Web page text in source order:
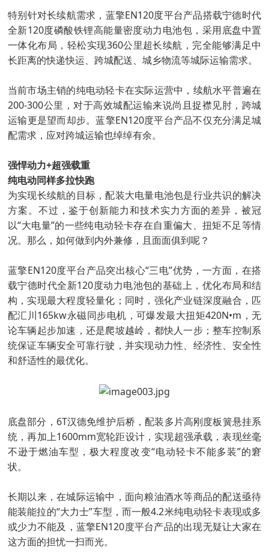
特别针对长续航需求，蓝擎EN120度平台产品搭载宁德时代
全新120度磷酸铁锂高能量密度动力电池包，采用底盘中置
一体化布局，轻松实现360公里超长续航，完全能够满足中
长距离的快递快运、跨城配送、城乡物流等城际运输需求。
当前市场主销的纯电动轻卡在实际运营中，续航水平普遍在
200-300公里，对于高效城配运输来说尚且捉襟见肘，跨城
运输更是望而却步。蓝擎EN120度平台产品不仅充分满足城
配需求，应对跨城运输也绰绰有余。
强悍动力+超强载重
纯电动同样多拉快跑
为实现长续航的目标，配装大电量电池包是行业共识的解决
方案。不过，鉴于创新能力和技术实力方面的差异，被冠
以“大电量”的一些纯电动轻卡存在自重偏大、扭矩不足等情
况。那么，如何做到内外兼修，且面面俱到呢？
蓝擎EN120度平台产品突出核心“三电”优势，一方面，在搭
载宁德时代全新120度动力电池包的基础上，优化布局和结
构，实现最大程度轻量化；同时，强化产业链深度融合，匹
配汇川165kw永磁同步电机，可爆发最大扭矩420N•m，无
论车辆起步加速，还是爬坡越岭，都快人一步；整车控制系
统保证车辆安全可靠行驶，并实现动力性、经济性、安全性
和舒适性的最优化。
底盘部分，6T汉德免维护后桥，配装多片高刚度板簧悬挂系
统，再加上1600mm宽轮距设计，实现超强承载，表现丝毫
不逊于燃油车型，极大程度改变“电动轻卡不能多装”的窘
状。
长期以来，在城际运输中，面向粮油酒水等商品的配送亟待
能装能拉的“大力士”车型，而一般4.2米纯电动轻卡表现或多
或少力不能及，蓝擎EN120度平台产品的出现无疑让大家在
这方面的担忧一扫而光。